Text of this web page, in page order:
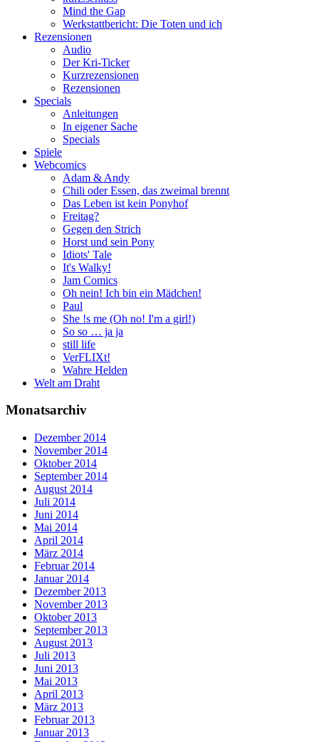
Mind the Gap
Werkstattbericht: Die Toten und ich
Rezensionen
Audio
Der Kri-Ticker
Kurzrezensionen
Rezensionen
Specials
Anleitungen
In eigener Sache
Specials
Spiele
Webcomics
Adam & Andy
Chili oder Essen, das zweimal brennt
Das Leben ist kein Ponyhof
Freitag?
Gegen den Strich
Horst und sein Pony
Idiots' Tale
It's Walky!
Jam Comics
Oh nein! Ich bin ein Mädchen!
Paul
She !s me (Oh no! I'm a girl!)
So so … ja ja
still life
VerFLIXt!
Wahre Helden
Welt am Draht
Monatsarchiv
Dezember 2014
November 2014
Oktober 2014
September 2014
August 2014
Juli 2014
Juni 2014
Mai 2014
April 2014
März 2014
Februar 2014
Januar 2014
Dezember 2013
November 2013
Oktober 2013
September 2013
August 2013
Juli 2013
Juni 2013
Mai 2013
April 2013
März 2013
Februar 2013
Januar 2013